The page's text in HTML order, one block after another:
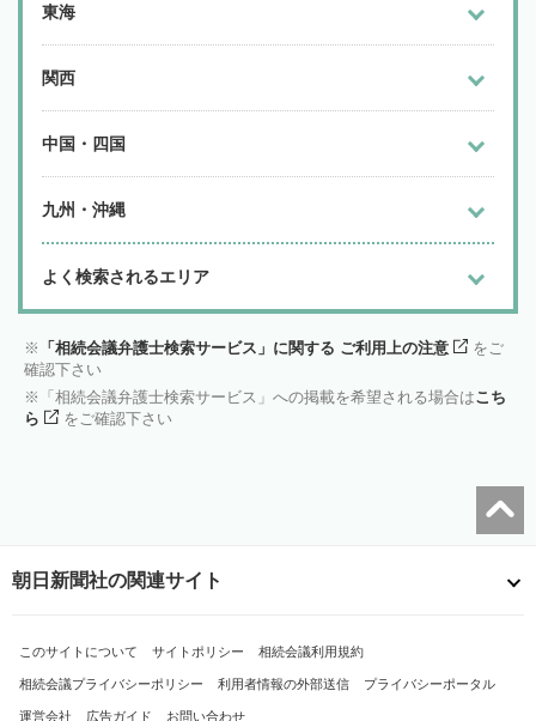
東海
関西
中国・四国
九州・沖縄
よく検索されるエリア
「相続会議弁護士検索サービス」に関する ご利用上の注意
をご
確認下さい
「相続会議弁護士検索サービス」への掲載を希望される場合はこち
ら
をご確認下さい
朝日新聞社の関連サイト
このサイトについて サイトポリシー 相続会議利用規約
相続会議プライバシーポリシー 利用者情報の外部送信 プライバシーポータル
運営会社 広告ガイド お問い合わせ